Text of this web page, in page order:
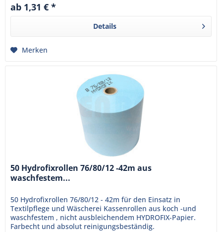
ab 1,31 € *
Details
Merken
50 Hydrofixrollen 76/80/12 -42m aus
waschfestem...
50 Hydrofixrollen 76/80/12 - 42m für den Einsatz in
Textilpflege und Wäscherei Kassenrollen aus koch -und
waschfestem , nicht ausbleichendem HYDROFIX-Papier.
Farbecht und absolut reinigungsbeständig.